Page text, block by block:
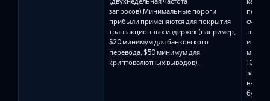
запросов).Минимальные пороги
прибыли применяются для покрытия
транзакционных издержек (например,
$20 минимум для банковского
перевода, $50 минимум для
криптовалютных выводов).
и той
100
будет